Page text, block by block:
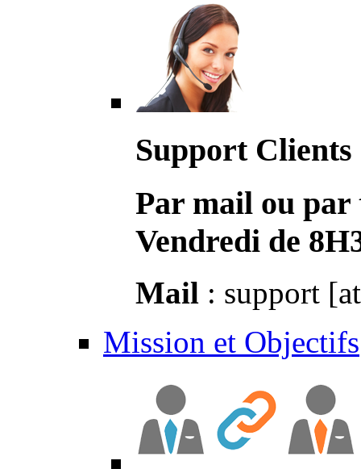
Support Clients
Par mail ou par
Vendredi de
Mail : support
Mission et Objectifs